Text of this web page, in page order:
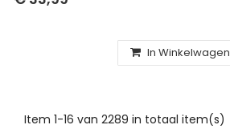
In Winkelwagen
Item 1-16 van 2289 in totaal item(s)